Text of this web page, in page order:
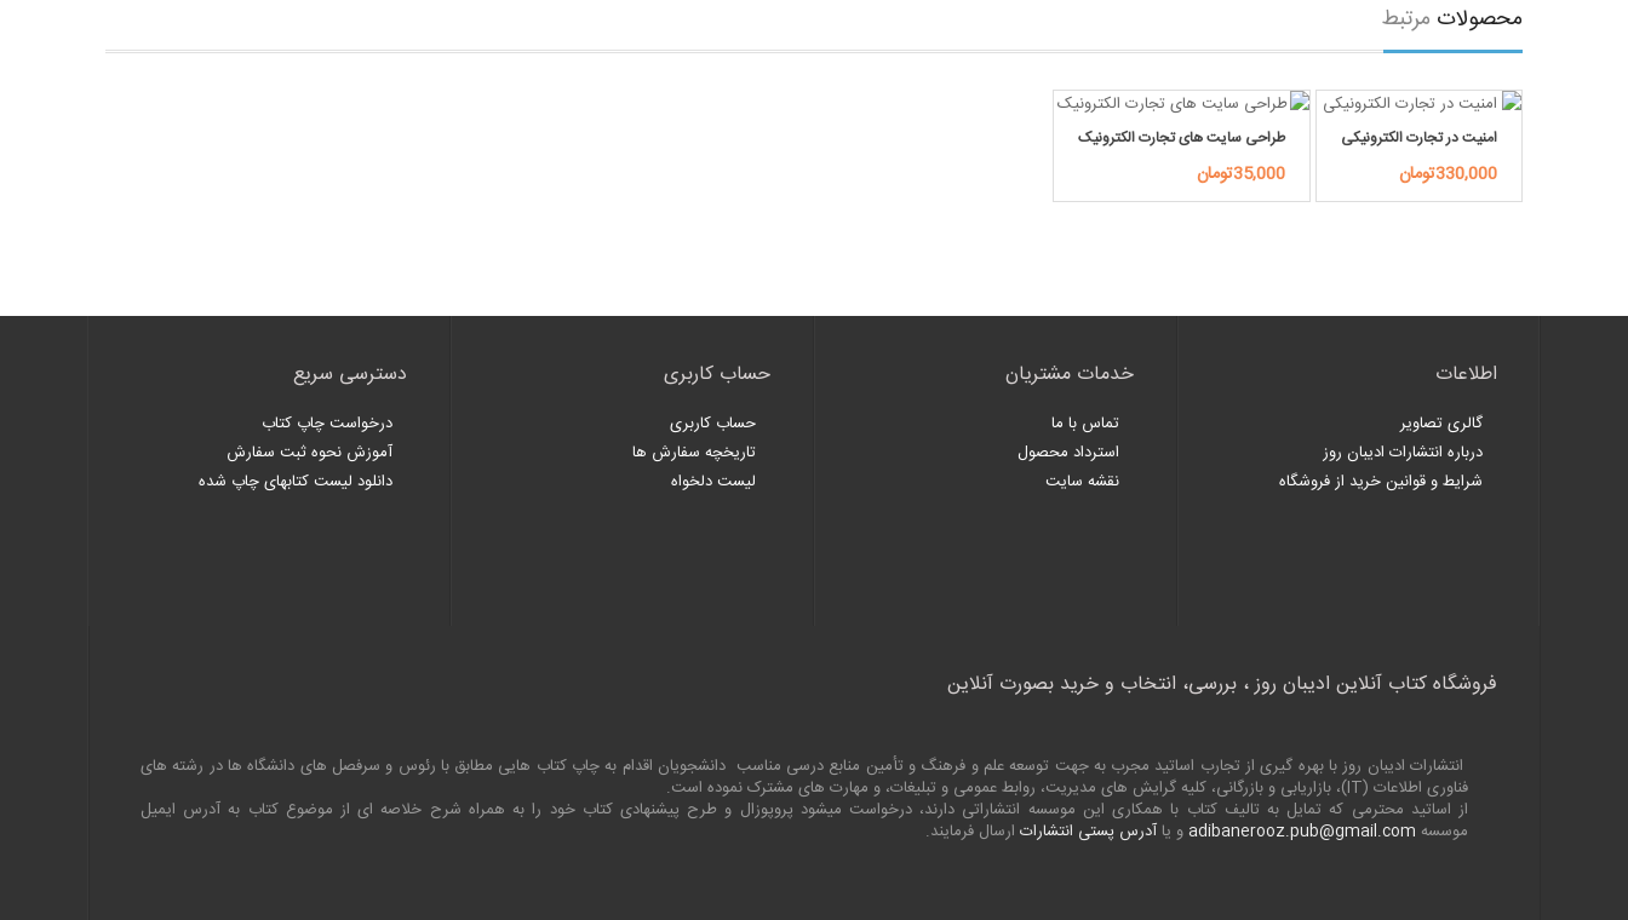
محصولات مرتبط
امنیت در تجارت الکترونیکی
330,000تومان
طراحی سایت های تجارت الکترونیک
35,000تومان
اطلاعات
گالری تصاویر
درباره انتشارات ادیبان روز
شرایط و قوانین خرید از فروشگاه
خدمات مشتریان
تماس با ما
استرداد محصول
نقشه سایت
حساب کاربری
حساب کاربری
تاریخچه سفارش ها
لیست دلخواه
دسترسی سریع
درخواست چاپ کتاب
آموزش نحوه ثبت سفارش
دانلود لیست کتابهای چاپ شده
فروشگاه کتاب آنلاین ادیبان روز ، بررسی، انتخاب و خرید بصورت آنلاین
انتشارات ادیبان روز با بهره گیری از تجارب اساتید مجرب به جهت توسعه علم و فرهنگ و تأمین منابع درسی مناسب دانشجویان اقدام به چاپ کتاب هایی مطابق با رئوس و سرفصل های دانشگاه ها در رشته های
فناوری اطلاعات (IT)، بازاریابی و بازرگانی، کلیه گرایش های مدیریت، روابط عمومی و تبلیغات، و مهارت های مشترک نموده است.
از اساتید محترمی که تمایل به تالیف کتاب با همکاری این موسسه انتشاراتی دارند، درخواست میشود پروپوزال و طرح پیشنهادی کتاب خود را به همراه شرح خلاصه ای از موضوع کتاب به آدرس ایمیل
موسسه adibanerooz.pub@gmail.comو یا آدرس پستی انتشارات ارسال فرمایند.